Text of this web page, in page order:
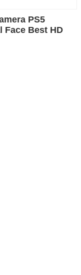
PS5
Face Best HD